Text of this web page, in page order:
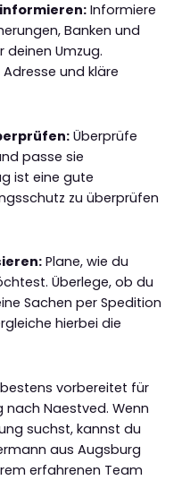
Informiere
Banken und
Umzug.
und kläre
Überprüfe
passe sie
ist eine gute
zu überprüfen
Plane, wie du
Überlege, ob du
Sachen per Spedition
hierbei die
vorbereitet für
nach Naestved. Wenn
suchst, kannst du
aus Augsburg
erfahrenen Team